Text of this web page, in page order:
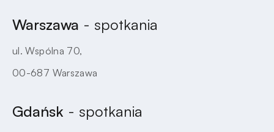
Warszawa - spotkania
ul. Wspólna 70,
00-687 Warszawa
Gdańsk - spotkania